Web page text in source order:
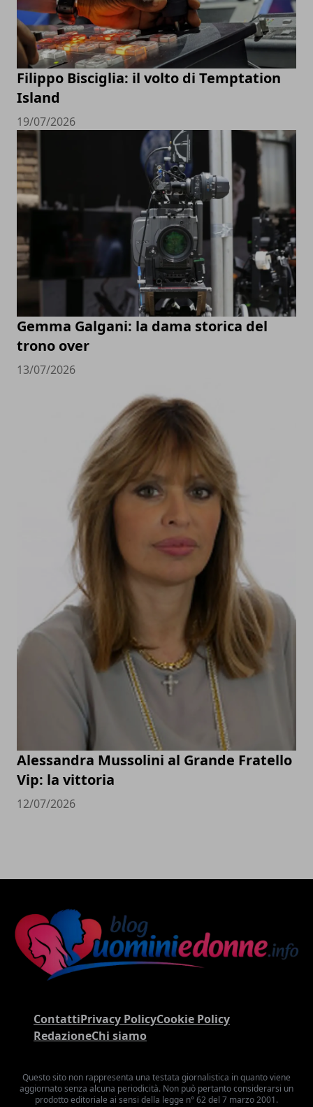
Filippo Bisciglia: il volto di Temptation
Island
19/07/2026
Gemma Galgani: la dama storica del
trono over
13/07/2026
Alessandra Mussolini al Grande Fratello
Vip: la vittoria
12/07/2026
ContattiPrivacy PolicyCookie Policy
RedazioneChi siamo
Questo sito non rappresenta una testata giornalistica in quanto viene
aggiornato senza alcuna periodicità. Non può pertanto considerarsi un
prodotto editoriale ai sensi della legge n° 62 del 7 marzo 2001.